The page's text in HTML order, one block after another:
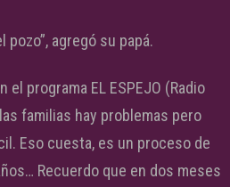
agregó su papá.
programa EL ESPEJO (Radio
familias hay problemas pero
Eso cuesta, es un proceso de
Recuerdo que en dos meses